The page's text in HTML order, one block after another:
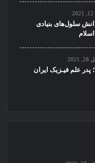
سلول‌های بنیادی
علم فیـزیک ایران